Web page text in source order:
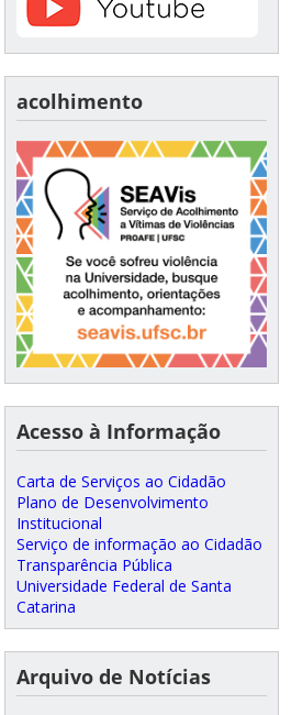
acolhimento
Acesso à Informação
Carta de Serviços ao Cidadão
Plano de Desenvolvimento
Institucional
Serviço de informação ao Cidadão
Transparência Pública
Universidade Federal de Santa
Catarina
Arquivo de Notícias